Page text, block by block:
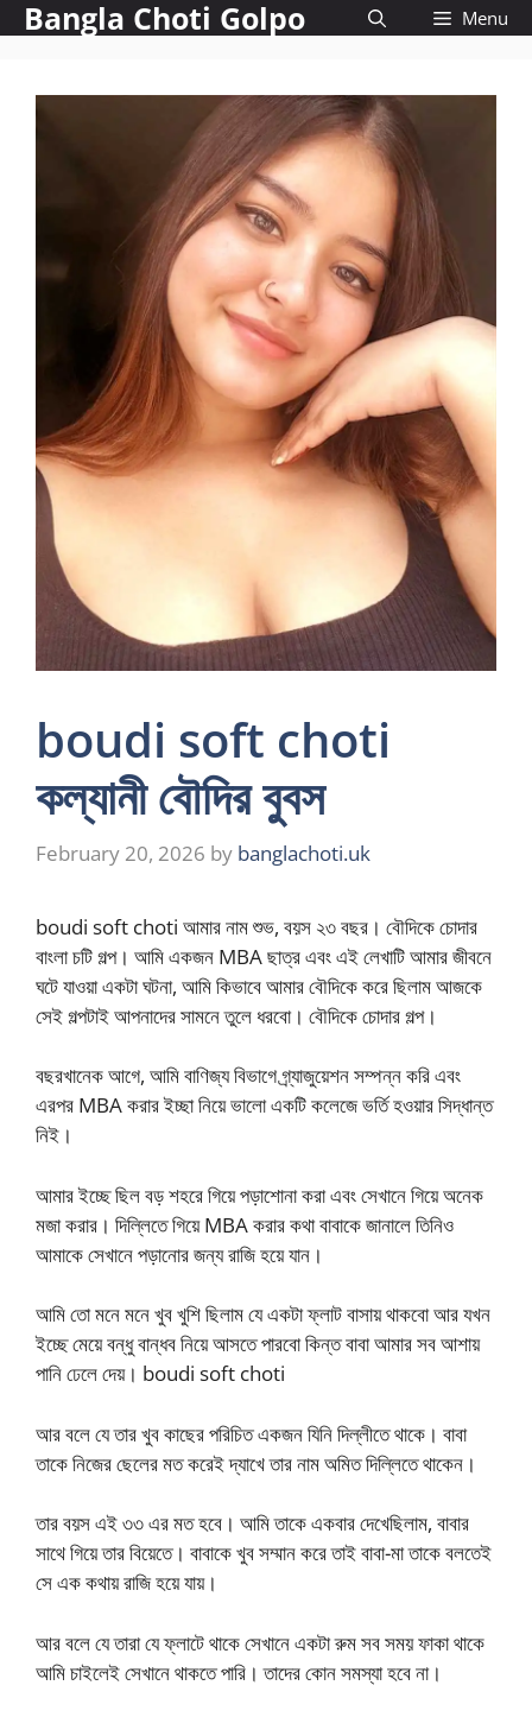
Skip
to
Bangla Choti Golpo Menu
boudi soft choti
কল্যানী বৌদির বুবস
February 20, 2026 by banglachoti.uk
boudi soft choti আমার নাম শুভ, বয়স ২৩ বছর। বৌদিকে চোদার
বাংলা চটি গল্প। আমি একজন MBA ছাত্র এবং এই লেখাটি আমার জীবনে
ঘটে যাওয়া একটা ঘটনা, আমি কিভাবে আমার বৌদিকে করে ছিলাম আজকে
সেই গল্পটাই আপনাদের সামনে তুলে ধরবো। বৌদিকে চোদার গল্প।
বছরখানেক আগে, আমি বাণিজ্য বিভাগে গ্র্যাজুয়েশন সম্পন্ন করি এবং
এরপর MBA করার ইচ্ছা নিয়ে ভালো একটি কলেজে ভর্তি হওয়ার সিদ্ধান্ত
নিই।
আমার ইচ্ছে ছিল বড় শহরে গিয়ে পড়াশোনা করা এবং সেখানে গিয়ে অনেক
মজা করার। দিল্লিতে গিয়ে MBA করার কথা বাবাকে জানালে তিনিও
আমাকে সেখানে পড়ানোর জন্য রাজি হয়ে যান।
আমি তো মনে মনে খুব খুশি ছিলাম যে একটা ফ্লাট বাসায় থাকবো আর যখন
ইচ্ছে মেয়ে বন্ধু বান্ধব নিয়ে আসতে পারবো কিন্ত বাবা আমার সব আশায়
পানি ঢেলে দেয়। boudi soft choti
আর বলে যে তার খুব কাছের পরিচিত একজন যিনি দিল্লীতে থাকে। বাবা
তাকে নিজের ছেলের মত করেই দ্যাখে তার নাম অমিত দিল্লিতে থাকেন।
তার বয়স এই ৩৩ এর মত হবে। আমি তাকে একবার দেখেছিলাম, বাবার
সাথে গিয়ে তার বিয়েতে। বাবাকে খুব সম্মান করে তাই বাবা-মা তাকে বলতেই
সে এক কথায় রাজি হয়ে যায়।
আর বলে যে তারা যে ফ্লাটে থাকে সেখানে একটা রুম সব সময় ফাকা থাকে
আমি চাইলেই সেখানে থাকতে পারি। তাদের কোন সমস্যা হবে না।